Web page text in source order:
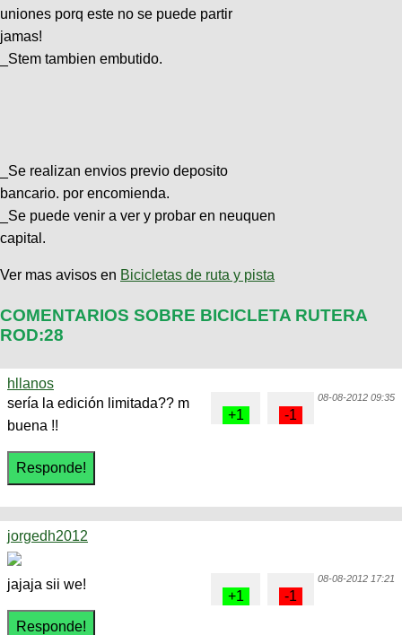
uniones porq este no se puede partir
jamas!
_Stem tambien embutido.
_Se realizan envios previo deposito
bancario. por encomienda.
_Se puede venir a ver y probar en neuquen
capital.
Ver mas avisos en Bicicletas de ruta y pista
COMENTARIOS SOBRE BICICLETA RUTERA
ROD:28
hllanos
08-08-2012 09:35
sería la edición limitada?? m
buena !!
jorgedh2012
08-08-2012 17:21
jajaja sii we!